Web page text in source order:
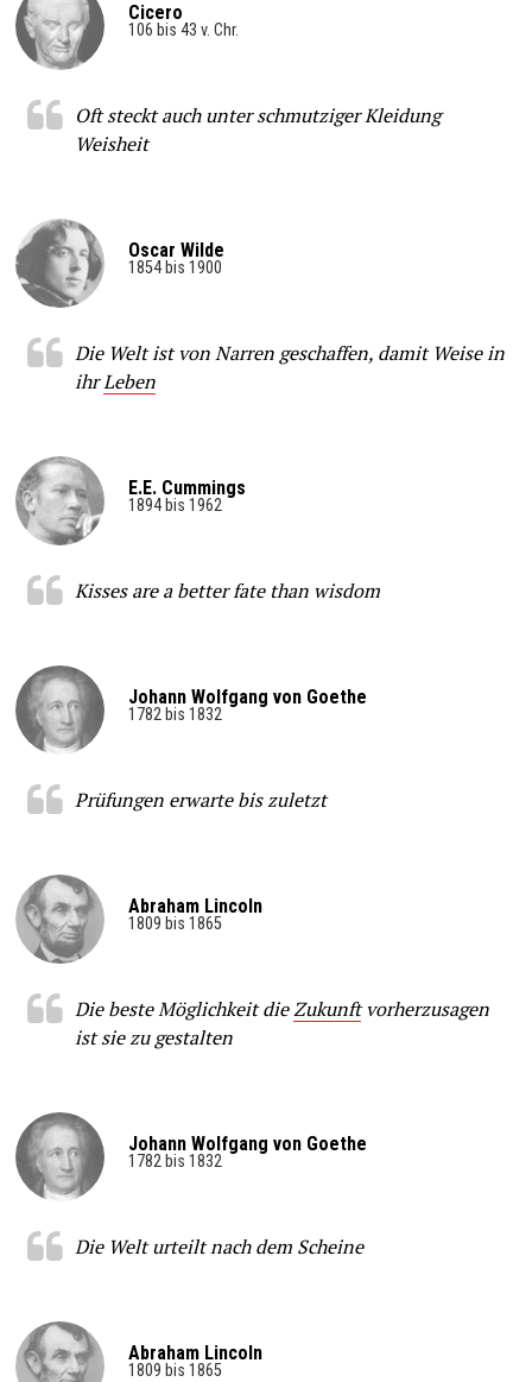
Cicero
106 bis 43 v. Chr.
Oft steckt auch unter schmutziger Kleidung
Weisheit
Oscar Wilde
1854 bis 1900
Die Welt ist von Narren geschaffen, damit Weise in
ihrLeben
E.E. Cummings
1894 bis 1962
Kisses are a better fate than wisdom
Johann Wolfgang von Goethe
1782 bis 1832
Prüfungen erwarte bis zuletzt
Abraham Lincoln
1809 bis 1865
Die beste Möglichkeit dieZukunftvorherzusagen
ist sie zu gestalten
Johann Wolfgang von Goethe
1782 bis 1832
Die Welt urteilt nach dem Scheine
Abraham Lincoln
1809 bis 1865